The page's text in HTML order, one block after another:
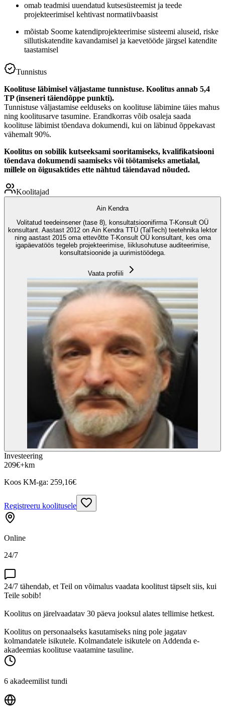
omab teadmisi uuendatud kutsesüsteemist ja teede
projekteerimisel kehtivast normatiivbaasist
mõistab Soome katendiprojekteerimise süsteemi aluseid, riske
sillutiskatendite kavandamisel ja kaevetööde järgsel katendite
taastamisel
Tunnistus
Koolituse läbimisel väljastame tunnistuse. Koolitus annab 5,4
TP (inseneri täiendõppe punkti).
Tunnistuse väljastamise eelduseks on koolituse läbimine täies mahus
ning koolitusarve tasumine. Erandkorras võib osaleja saada
koolituse läbimist tõendava dokumendi, kui on läbinud õppekavast
vähemalt 90%.
Koolitus on sobilik kutseeksami sooritamiseks, kvalifikatsiooni
tõendava dokumendi saamiseks või töötamiseks ametialal,
millele on õigusaktides ette nähtud täiendavad nõuded.
Koolitajad
Ain Kendra
Volitatud teedeinsener (tase 8), konsultatsioonifirma T-Konsult OÜ
konsultant. Aastast 2012 on Ain Kendra TTÜ (TalTech) teetehnika lektor
ning aastast 2015 oma ettevõtte T-Konsult OÜ konsultant, kes oma
igapäevatöös tegeleb projekteerimise, liiklusohutuse auditeerimise,
konsultatsioonide ja uurimistöödega.
Vaata profiili
Investeering
209€+km
Koos KM-ga: 259,16€
Registreeru koolitusele
Online
24/7
24/7 tähendab, et Teil on võimalus vaadata koolitust täpselt siis, kui
Teile sobib!
Koolitus on järelvaadatav 30 päeva jooksul alates tellimise hetkest.
Koolitus on personaalseks kasutamiseks ning pole jagatav
kolmandatele isikutele. Kolmandatele isikutele on Addenda e-
akadeemias koolituse vaatamine tasuline.
6 akadeemilist tundi